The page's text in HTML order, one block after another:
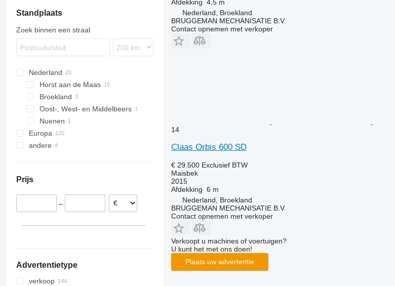
Standplaats
Zoek binnen een straal
Nederland
Horst aan de Maas
Broekland
Oost-, West- en Middelbeers
Nuenen
Europa
Duitsland
Roemenië
Denemarken
andere
Prijs
–
Advertentietype
verkoop
Afdekking 4,5 m
Nederland, Broekland
BRUGGEMAN MECHANISATIE B.V.
Contact opnemen met verkoper
14
Claas Orbis 600 SD
€ 29.500 Exclusief BTW
Maisbek
2015
Afdekking 6 m
Nederland, Broekland
BRUGGEMAN MECHANISATIE B.V.
Contact opnemen met verkoper
Verkoopt u machines of voertuigen?
U kunt het met ons doen!
Plaats uw advertentie